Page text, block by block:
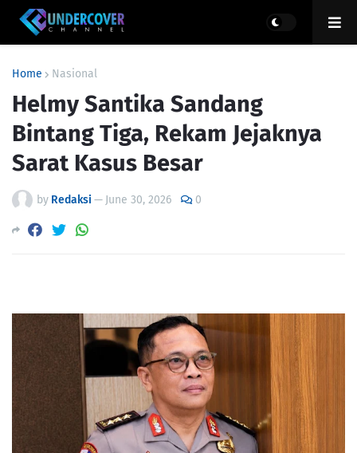
Home Nasional
Helmy Santika Sandang
Bintang Tiga, Rekam Jejaknya
Sarat Kasus Besar
by Redaksi — June 30, 2026 0